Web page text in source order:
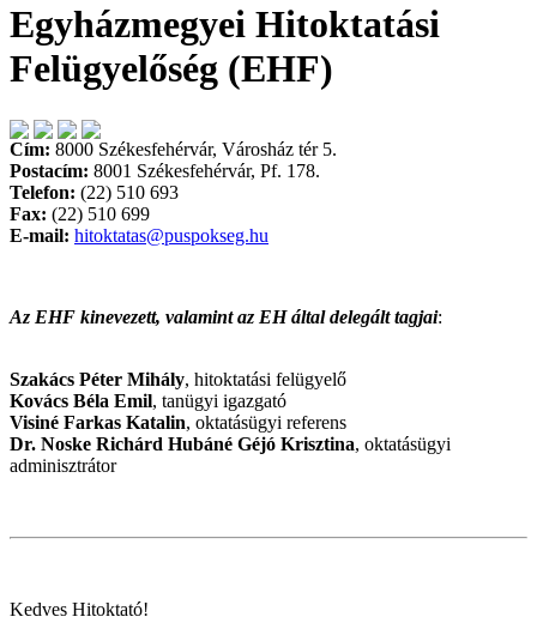
Egyházmegyei Hitoktatási
Felügyelőség (EHF)
Cím: 8000 Székesfehérvár, Városház tér 5.
Postacím: 8001 Székesfehérvár, Pf. 178.
Telefon: (22) 510 693
Fax: (22) 510 699
E-mail: hitoktatas@puspokseg.hu
Az EHF kinevezett, valamint az EH által delegált tagjai:
Szakács Péter Mihály, hitoktatási felügyelő
Kovács Béla Emil, tanügyi igazgató
Visiné Farkas Katalin, oktatásügyi referens
Dr. Noske Richárd Hubáné Géjó Krisztina, oktatásügyi
adminisztrátor
Kedves Hitoktató!